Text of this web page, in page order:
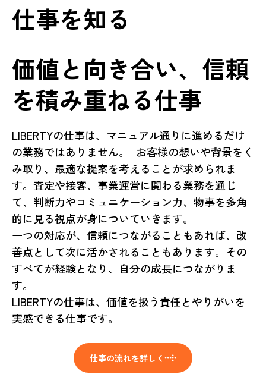
仕事を知る
価値と向き合い、信頼
を積み重ねる仕事
LIBERTYの仕事は、マニュアル通りに進めるだけ
の業務ではありません。 お客様の想いや背景をく
み取り、最適な提案を考えることが求められま
す。査定や接客、事業運営に関わる業務を通じ
て、判断力やコミュニケーション力、物事を多角
的に見る視点が身についていきます。
一つの対応が、信頼につながることもあれば、改
善点として次に活かされることもあります。その
すべてが経験となり、自分の成長につながりま
す。
LIBERTYの仕事は、価値を扱う責任とやりがいを
実感できる仕事です。
仕事の流れを詳しく